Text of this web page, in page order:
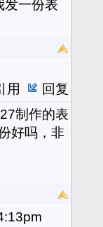
发一份表
用
回复
制作的表
好吗，非